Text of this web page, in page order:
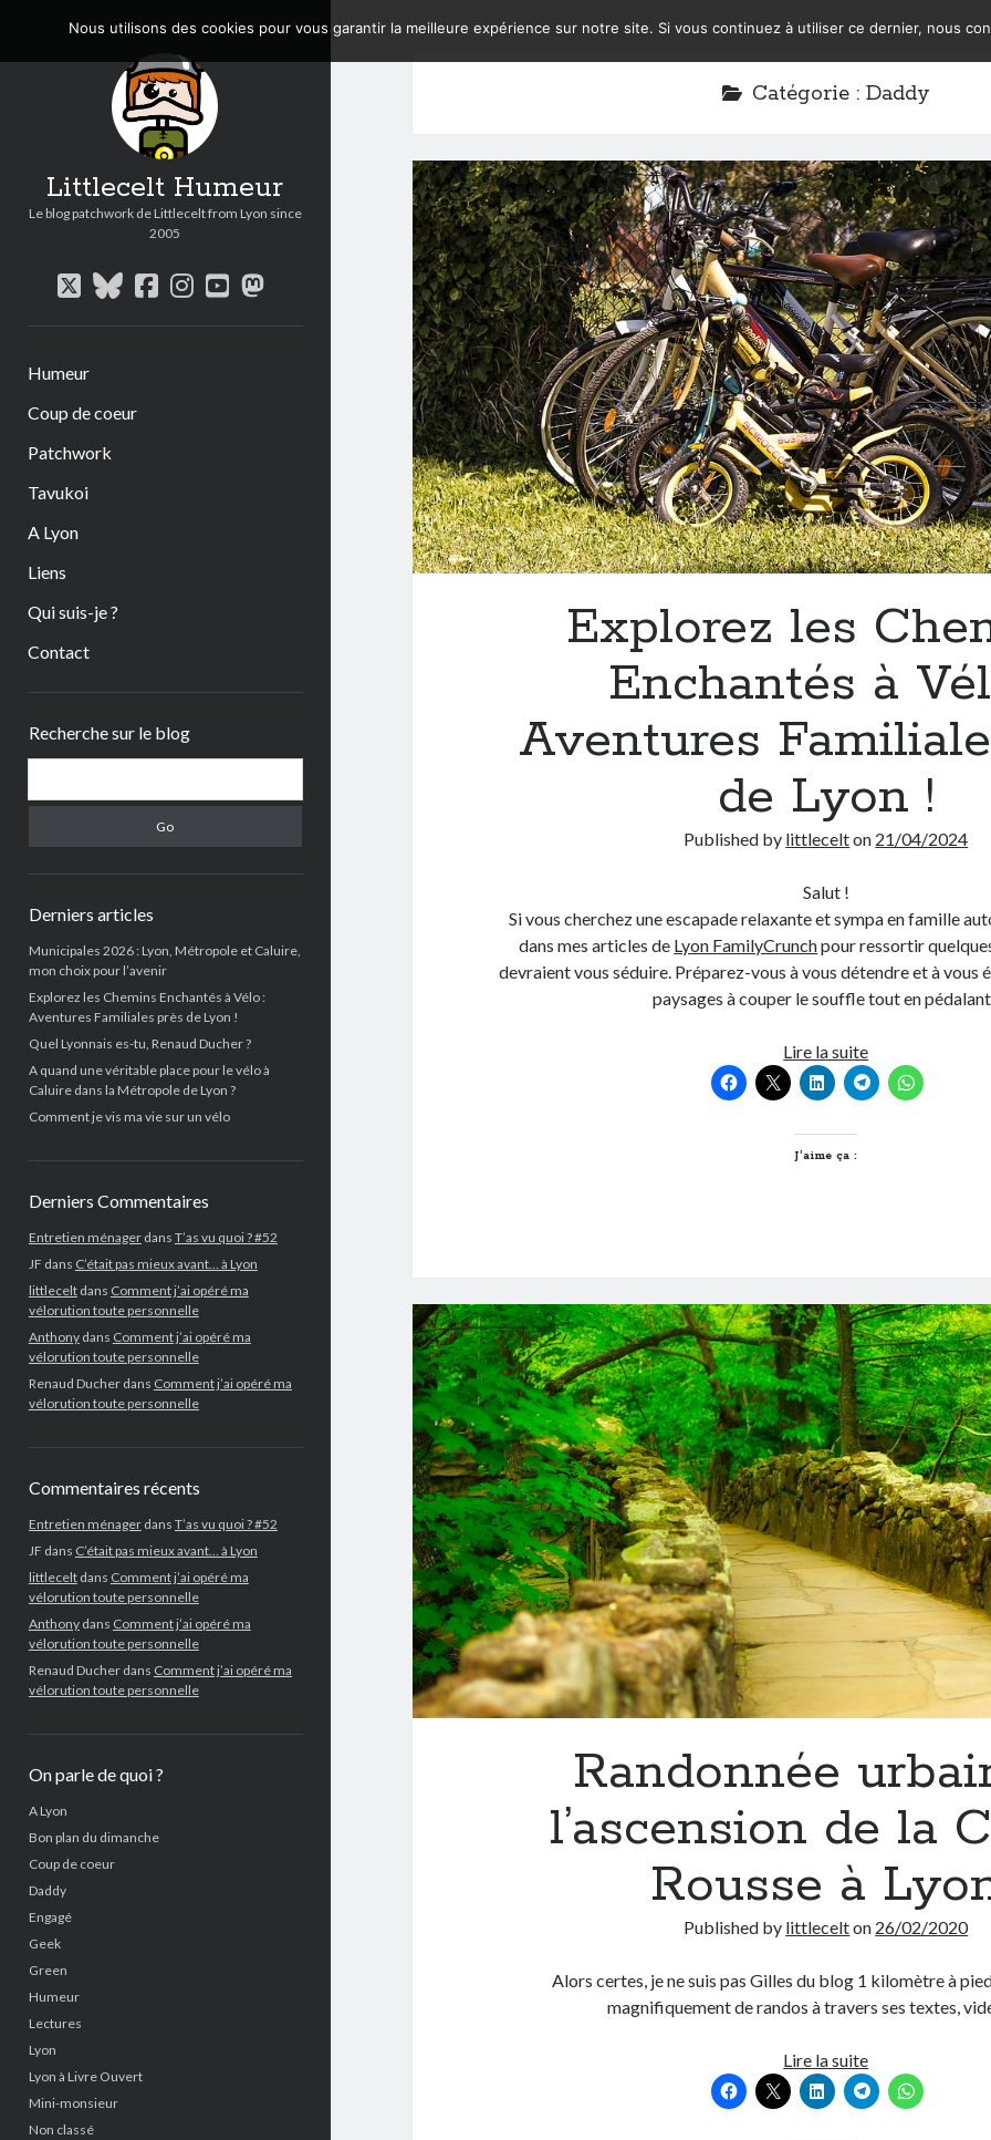
Littlecelt Humeur
Le blog patchwork de Littlecelt from Lyon since
2005
twitterbluesky
facebook
instagram
youtube
mastodon
Humeur
Coup de coeur
Patchwork
Tavukoi
A Lyon
Liens
Qui suis-je ?
Contact
Recherche sur le blog
Derniers articles
Municipales 2026 : Lyon, Métropole et Caluire,
mon choix pour l’avenir
Explorez les Chemins Enchantés à Vélo :
Aventures Familiales près de Lyon !
Quel Lyonnais es-tu, Renaud Ducher ?
A quand une véritable place pour le vélo à
Caluire dans la Métropole de Lyon ?
Comment je vis ma vie sur un vélo
Derniers Commentaires
Entretien ménagerdans T’as vu quoi ? #52
JF dans C’était pas mieux avant… à Lyon
littleceltdans Comment j’ai opéré ma
vélorution toute personnelle
Anthonydans Comment j’ai opéré ma
vélorution toute personnelle
Renaud Ducherdans Comment j’ai opéré ma
vélorution toute personnelle
Commentaires récents
Entretien ménagerdans T’as vu quoi ? #52
JF dans C’était pas mieux avant… à Lyon
littleceltdans Comment j’ai opéré ma
vélorution toute personnelle
Anthonydans Comment j’ai opéré ma
vélorution toute personnelle
Renaud Ducherdans Comment j’ai opéré ma
vélorution toute personnelle
On parle de quoi ?
A Lyon
Bon plan du dimanche
Coup de coeur
Daddy
Engagé
Geek
Green
Humeur
Lectures
Lyon
Lyon à Livre Ouvert
Mini-monsieur
Non classé
Catégorie : Daddy
Explorez les
Enchantés à
Aventures
de Lyon !
Published by littlecelton 21/04/2024
Salut !
Si vous cherchez une escapade relaxante et sympa en famille
dans mes articles de Lyon FamilyCrunchpour ressortir
devraient vous séduire. Préparez-vous à vous détendre et à vous
paysages à couper le souffle tout en
Lire la suiteExplorez
les
Chemins
de
Lyon
!
J’aime ça :
Randonnée
l’ascension de la
Rousse à
Published by littlecelton 26/02/2020
Alors certes, je ne suis pas Gilles du blog 1 kilomètre à
magnifiquement de randos à travers ses textes,
Lire la suiteRandonnée
urbaine
à
Nous utilisons des cookies pour vous garantir la meilleure expérience sur notre site. Si vous continuez à utiliser ce dernier, nous